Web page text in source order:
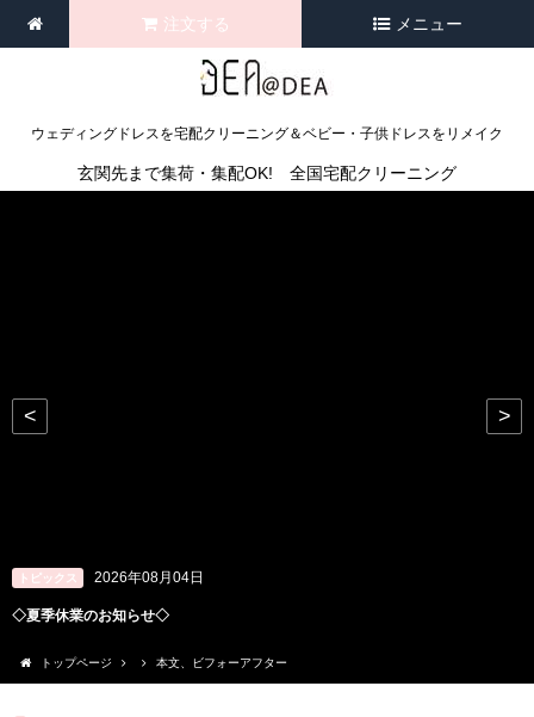
ウェディングドレスを宅配クリーニング＆ベビー・子供ドレスをリメイク
注文する メニュー
玄関先まで集荷・集配OK! 全国宅配クリーニング
トピックス 2026年08月04日
◇夏季休業のお知らせ◇
< >
トップページ 本文、ビフォーアフター